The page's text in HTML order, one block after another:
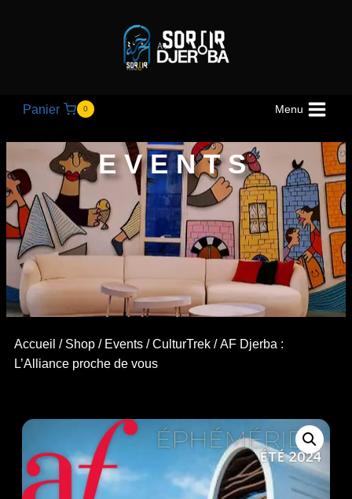
Panier 0 Menu
EVENTS
Accueil / Shop / Events /CulturTrek / AF Djerba :
L’Alliance proche de vous